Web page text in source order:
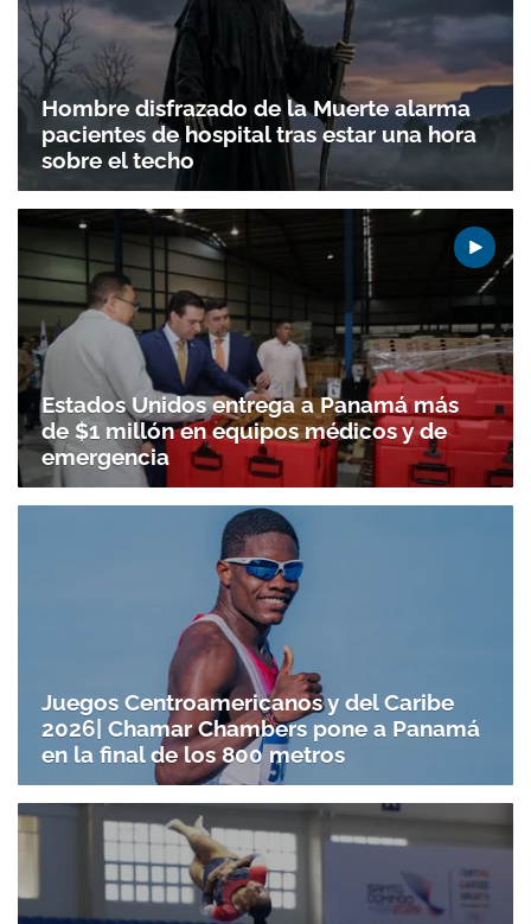
Gracias por suscribirte a nuestro boletín.
ACEPTAR
Hombre disfrazado de la Muerte alarma
pacientes de hospital tras estar una hora
sobre el techo
Estados Unidos entrega a Panamá más
de $1 millón en equipos médicos y de
emergencia
Juegos Centroamericanos y del Caribe
2026| Chamar Chambers pone a Panamá
en la final de los 800 metros